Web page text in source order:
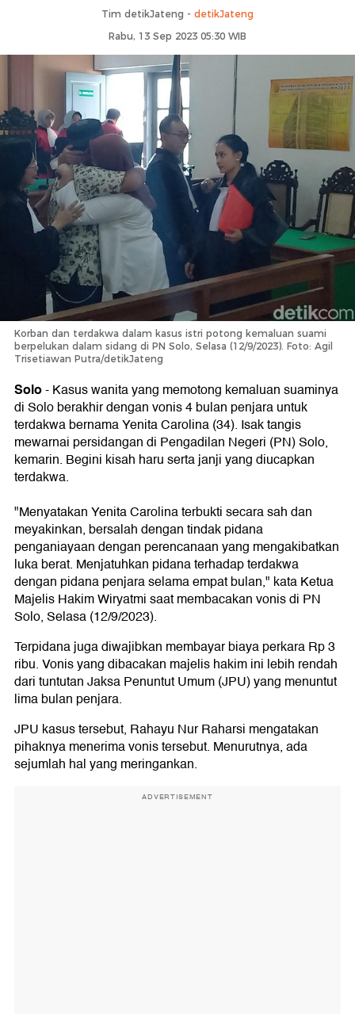
Tim detikJateng - detikJateng
Rabu, 13 Sep 2023 05:30 WIB
Korban dan terdakwa dalam kasus istri potong kemaluan suami
berpelukan dalam sidang di PN Solo, Selasa (12/9/2023). Foto: Agil
Trisetiawan Putra/detikJateng
Solo-Kasus wanita yang memotong kemaluan suaminya
di Solo berakhir dengan vonis 4 bulan penjara untuk
terdakwa bernama Yenita Carolina (34). Isak tangis
mewarnai persidangan di Pengadilan Negeri (PN) Solo,
kemarin. Begini kisah haru serta janji yang diucapkan
terdakwa.
"Menyatakan Yenita Carolina terbukti secara sah dan
meyakinkan, bersalah dengan tindak pidana
penganiayaan dengan perencanaan yang mengakibatkan
luka berat. Menjatuhkan pidana terhadap terdakwa
dengan pidana penjara selama empat bulan," kata Ketua
Majelis Hakim Wiryatmi saat membacakan vonis di PN
Solo, Selasa (12/9/2023).
Terpidana juga diwajibkan membayar biaya perkara Rp 3
ribu. Vonis yang dibacakan majelis hakim ini lebih rendah
dari tuntutan Jaksa Penuntut Umum (JPU) yang menuntut
lima bulan penjara.
JPU kasus tersebut, Rahayu Nur Raharsi mengatakan
pihaknya menerima vonis tersebut. Menurutnya, ada
sejumlah hal yang meringankan.
ADVERTISEMENT